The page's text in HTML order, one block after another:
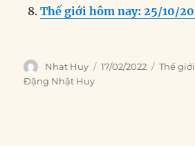
Thế giới hôm nay: 25/10/
Author
Nhat Huy
Posted
17/02/2022 Thế
Đặng Nhật Huy